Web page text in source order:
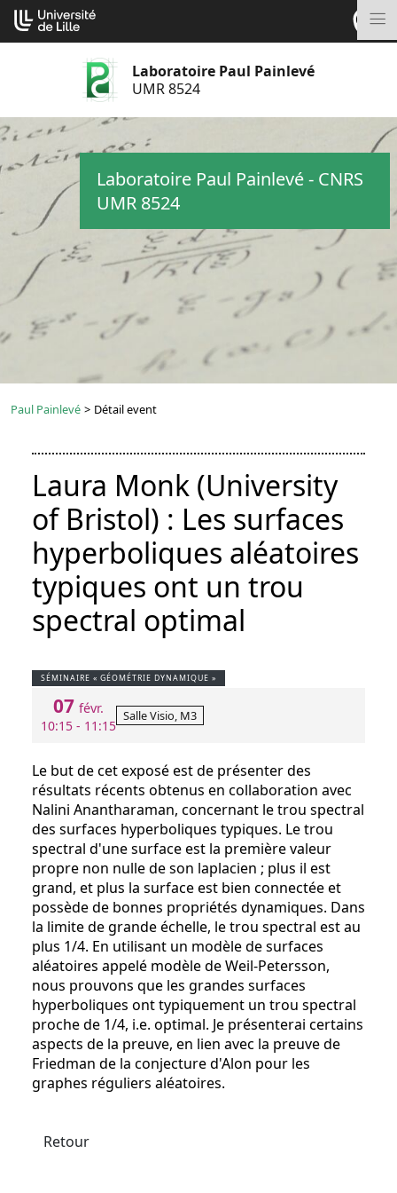
Aller
au
contenu
Laboratoire Paul Painlevé
UMR 8524
Laboratoire Paul Painlevé - CNRS
UMR 8524
Paul Painlevé > Détail event
Laura Monk (University
of Bristol) : Les surfaces
hyperboliques aléatoires
typiques ont un trou
spectral optimal
SÉMINAIRE « GÉOMÉTRIE DYNAMIQUE »
07 févr.
10:15 - 11:15
Salle Visio, M3
Le but de cet exposé est de présenter des
résultats récents obtenus en collaboration avec
Nalini Anantharaman, concernant le trou spectral
des surfaces hyperboliques typiques. Le trou
spectral d'une surface est la première valeur
propre non nulle de son laplacien ; plus il est
grand, et plus la surface est bien connectée et
possède de bonnes propriétés dynamiques. Dans
la limite de grande échelle, le trou spectral est au
plus 1/4. En utilisant un modèle de surfaces
aléatoires appelé modèle de Weil-Petersson,
nous prouvons que les grandes surfaces
hyperboliques ont typiquement un trou spectral
proche de 1/4, i.e. optimal. Je présenterai certains
aspects de la preuve, en lien avec la preuve de
Friedman de la conjecture d'Alon pour les
graphes réguliers aléatoires.
Retour
Cookies management panel